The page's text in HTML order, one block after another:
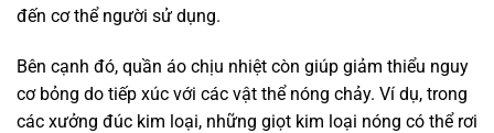
đến cơ thể người sử dụng.
Bên cạnh đó, quần áo chịu nhiệt còn giúp giảm thiểu nguy
cơ bỏng do tiếp xúc với các vật thể nóng chảy. Ví dụ, trong
các xưởng đúc kim loại, những giọt kim loại nóng có thể rơi